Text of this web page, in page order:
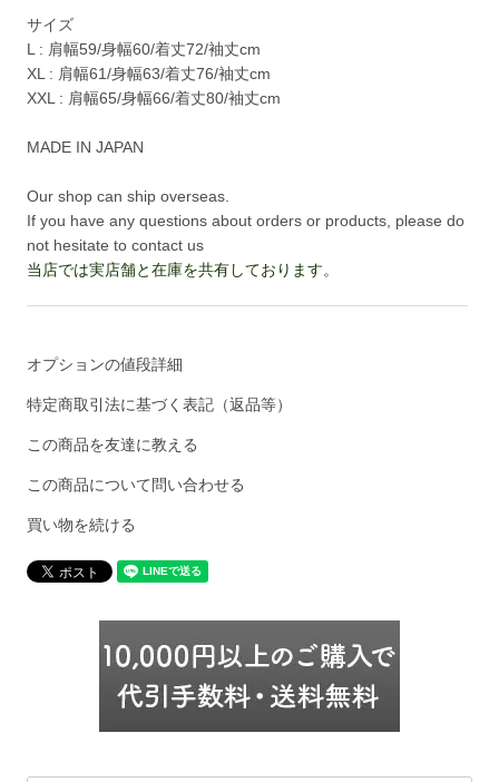
サイズ
L : 肩幅59/身幅60/着丈72/袖丈cm
XL : 肩幅61/身幅63/着丈76/袖丈cm
XXL : 肩幅65/身幅66/着丈80/袖丈cm
MADE IN JAPAN
Our shop can ship overseas.
If you have any questions about orders or products, please do
not hesitate to contact us
当店では実店舗と在庫を共有しております。
オプションの値段詳細
特定商取引法に基づく表記（返品等）
この商品を友達に教える
この商品について問い合わせる
買い物を続ける